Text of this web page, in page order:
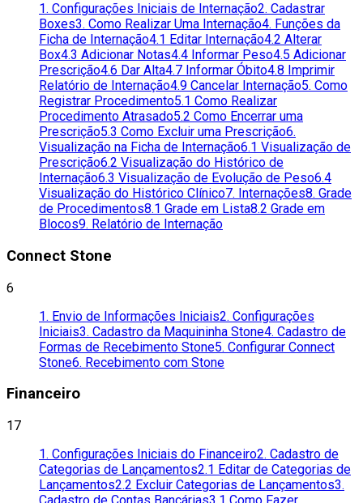
1. Configurações Iniciais de Internação2. Cadastrar
Boxes3. Como Realizar Uma Internação4. Funções da
Ficha de Internação4.1 Editar Internação4.2 Alterar
Box4.3 Adicionar Notas4.4 Informar Peso4.5 Adicionar
Prescrição4.6 Dar Alta4.7 Informar Óbito4.8 Imprimir
Relatório de Internação4.9 Cancelar Internação5. Como
Registrar Procedimento5.1 Como Realizar
Procedimento Atrasado5.2 Como Encerrar uma
Prescrição5.3 Como Excluir uma Prescrição6.
Visualização na Ficha de Internação6.1 Visualização de
Prescrição6.2 Visualização do Histórico de
Internação6.3 Visualização de Evolução de Peso6.4
Visualização do Histórico Clínico7. Internações8. Grade
de Procedimentos8.1 Grade em Lista8.2 Grade em
Blocos9. Relatório de Internação
Connect Stone
6
1. Envio de Informações Iniciais2. Configurações
Iniciais3. Cadastro da Maquininha Stone4. Cadastro de
Formas de Recebimento Stone5. Configurar Connect
Stone6. Recebimento com Stone
Financeiro
17
1. Configurações Iniciais do Financeiro2. Cadastro de
Categorias de Lançamentos2.1 Editar de Categorias de
Lançamentos2.2 Excluir Categorias de Lançamentos3.